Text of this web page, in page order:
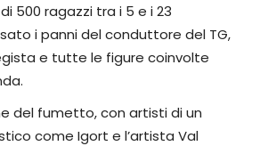
500 ragazzi tra i 5 e i 23
i panni del conduttore del TG,
e tutte le figure coinvolte
del fumetto, con artisti di un
come Igort e l’artista Val